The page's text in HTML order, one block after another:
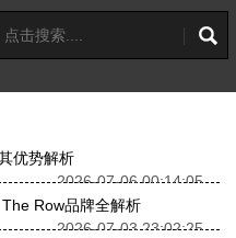
优势解析
2026-07-06 00:14:05
Row品牌全解析
2026-07-03 23:02:25